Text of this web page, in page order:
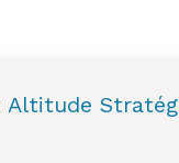
Altitude